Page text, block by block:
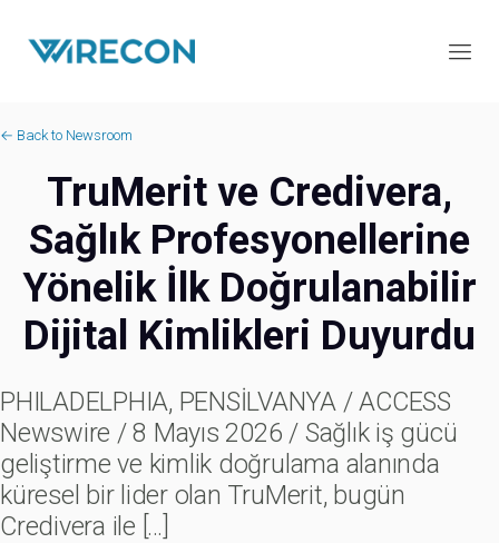
← Back to Newsroom
TruMerit ve Credivera,
Sağlık Profesyonellerine
Yönelik İlk Doğrulanabilir
Dijital Kimlikleri Duyurdu
PHILADELPHIA, PENSİLVANYA / ACCESS
Newswire / 8 Mayıs 2026 / Sağlık iş gücü
geliştirme ve kimlik doğrulama alanında
küresel bir lider olan TruMerit, bugün
Credivera ile […]